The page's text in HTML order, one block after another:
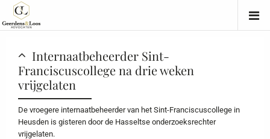
Internaatbeheerder Sint-
Franciscuscollege na drie weken
vrijgelaten
De vroegere internaatbeheerder van het Sint-Franciscuscollege in
Heusden is gisteren door de Hasseltse onderzoeksrechter
vrijgelaten.